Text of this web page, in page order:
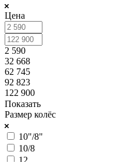
Цена
2 590
32 668
62 745
92 823
122 900
Показать
Размер колёс
10"/8"
10/8
12